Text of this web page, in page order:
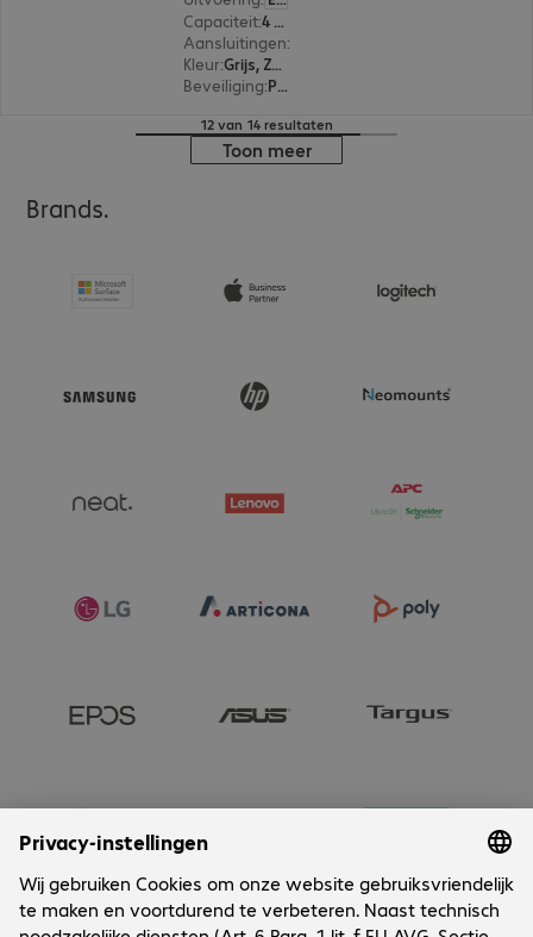
Capaciteit:
4 TB
Aansluitingen:
Kleur:
Grijs, Zwart
Beveiliging: PIN-bescherming met alfanumeriek toetsenbord, 256-bit AES-XTS versleuteling, FIPS 140-2 Standard, FIPS 197 Standard
12 van 14 resultaten
Toon meer
Brands.